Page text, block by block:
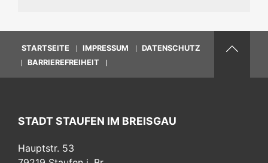
STARTSEITE IMPRESSUM
DATENSCHUTZ
BARRIEREFREIHEIT
STADT STAUFEN IM BREISGAU
Hauptstr. 53